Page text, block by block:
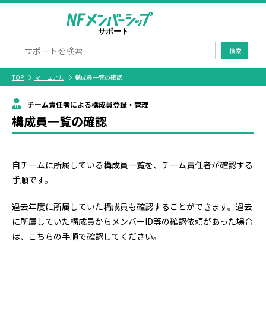
検索
TOP マニュアル 構成員一覧の確認
チーム責任者による構成員登録・管理
構成員一覧の確認
自チームに所属している構成員一覧を、チーム責任者が確認する
手順です。
過去年度に所属していた構成員も確認することができます。過去
に所属していた構成員からメンバーID等の確認依頼があった場合
は、こちらの手順で確認してください。